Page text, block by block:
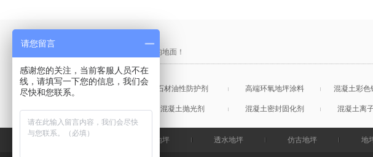
产品采购直通车
做中国最硬的地坪，金石特钢化您的地面！
混凝土表面增强剂 石材油性防护剂 高端环氧地坪涂料 混凝土彩色
混凝土润色剂 混凝土抛光剂 混凝土密封固化剂 混凝土离
钢化地坪 透水地坪 仿古地坪 地
请您留言
感谢您的关注，当前客服人员不在
线，请填写一下您的信息，我们会
尽快和您联系。